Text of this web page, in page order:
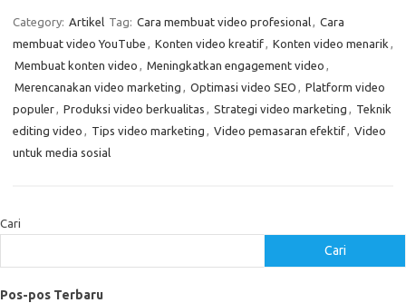
Category: Artikel Tag: Cara membuat video profesional, Cara
membuat video YouTube , Konten video kreatif, Konten video menarik ,
Membuat konten video , Meningkatkan engagement video ,
Merencanakan video marketing , Optimasi video SEO , Platform video
populer, Produksi video berkualitas , Strategi video marketing , Teknik
editing video , Tips video marketing , Video pemasaran efektif, Video
untuk media sosial
Cari
Cari
Pos-pos Terbaru